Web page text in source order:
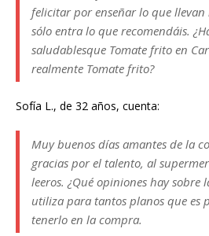
felicitar por enseñar lo que
sólo entra lo que recomendáis.
saludablesque Tomate frito en
realmente Tomate frito?
Sofía L., de 32 años, cuenta:
Muy buenos días amantes de la
gracias por el talento, al
leeros. ¿Qué opiniones hay sobre
utiliza para tantos planos que es
tenerlo en la compra.